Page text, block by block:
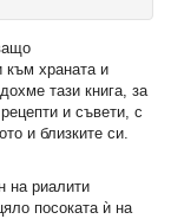
към храната и
тази книга, за
и съвети, с
и близките си.
на риалити
посоката ѝ на